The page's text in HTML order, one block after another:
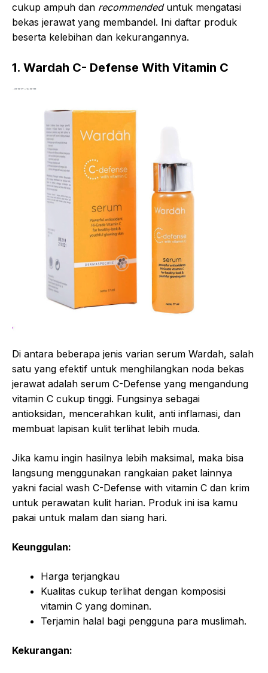
cukup ampuh dan recommendeduntuk mengatasi
bekas jerawat yang membandel. Ini daftar produk
beserta kelebihan dan kekurangannya.
1. Wardah C- Defense With Vitamin C
Di antara beberapa jenis varian serum Wardah, salah
satu yang efektif untuk menghilangkan noda bekas
jerawat adalah serum C-Defense yang mengandung
vitamin C cukup tinggi. Fungsinya sebagai
antioksidan, mencerahkan kulit, anti inflamasi, dan
membuat lapisan kulit terlihat lebih muda.
Jika kamu ingin hasilnya lebih maksimal, maka bisa
langsung menggunakan rangkaian paket lainnya
yakni facial wash C-Defense with vitamin C dan krim
untuk perawatan kulit harian. Produk ini isa kamu
pakai untuk malam dan siang hari.
Keunggulan:
Harga terjangkau
Kualitas cukup terlihat dengan komposisi
vitamin C yang dominan.
Terjamin halal bagi pengguna para muslimah.
Kekurangan: